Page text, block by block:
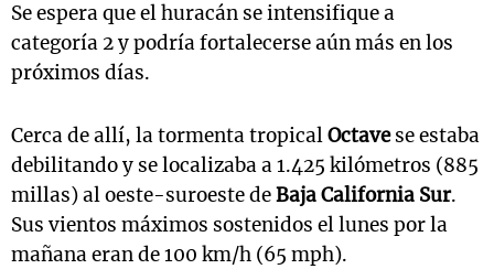
Se espera que el huracán se intensifique a
categoría 2 y podría fortalecerse aún más en los
próximos días.
Cerca de allí, la tormenta tropicalOctavese estaba
debilitando y se localizaba a 1.425 kilómetros (885
millas) al oeste-suroeste deBaja California Sur.
Sus vientos máximos sostenidos el lunes por la
mañana eran de 100 km/h (65 mph).